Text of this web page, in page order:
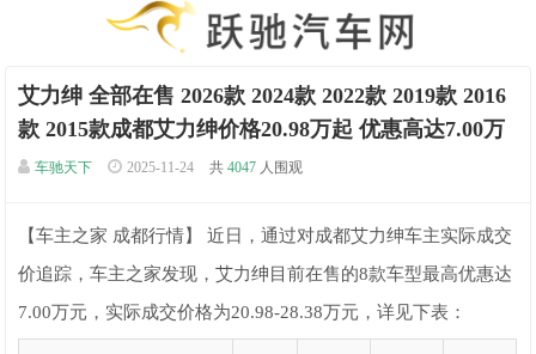
艾力绅 全部在售 2026款 2024款 2022款 2019款 2016
款 2015款成都艾力绅价格20.98万起 优惠高达7.00万
车驰天下 2025-11-24 共 4047 人围观
【车主之家 成都行情】 近日，通过对成都艾力绅车主实际成交
价追踪，车主之家发现，艾力绅目前在售的8款车型最高优惠达
7.00万元，实际成交价格为20.98-28.38万元，详见下表：